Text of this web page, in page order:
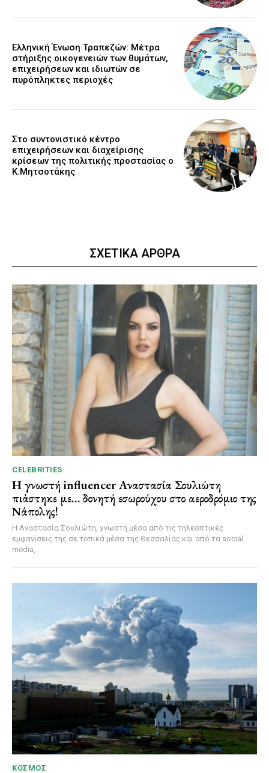
Ελληνική Ένωση Τραπεζών: Μέτρα
στήριξης οικογενειών των θυμάτων,
επιχειρήσεων και ιδιωτών σε
πυρόπληκτες περιοχές
Στο συντονιστικό κέντρο
επιχειρήσεων και διαχείρισης
κρίσεων της πολιτικής προστασίας ο
Κ.Μητσοτάκης
ΣΧΕΤΙΚΑ ΑΡΘΡΑ
CELEBRITIES
Η γνωστή influencer Αναστασία Σουλιώτη
πιάστηκε με… δονητή εσωρούχου στο αεροδρόμιο της
Νάπολης!
Η Αναστασία Σουλιώτη, γνωστή μέσα από τις τηλεοπτικές
εμφανίσεις της σε τοπικά μέσα της Θεσσαλίας και από τα social
media,...
ΚΌΣΜΟΣ